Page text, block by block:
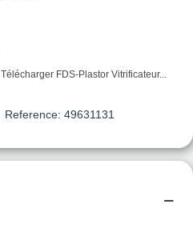
Télécharger FDS-Plastor Vitrificateur...
Reference: 49631131